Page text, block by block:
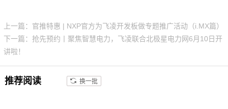
上一篇：官推特惠 | NXP官方为飞凌开发板做专题推广活动（i.MX篇）
下一篇：抢先预约丨聚焦智慧电力，飞凌联合北极星电力网6月10日开
讲啦！
推荐阅读 换一批